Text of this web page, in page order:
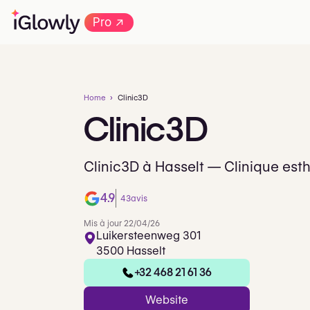
Pro→
Home Clinic3D
Clinic3D
Clinic3D à Hasselt — Clinique
4.9 43avis
Mis à jour 22/04/26
Luikersteenweg 301
3500 Hasselt
+32 468 21 61 36
Website